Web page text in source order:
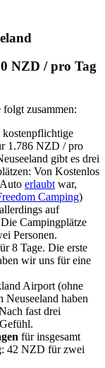
NZD / pro Tag
zusammen:
kostenpflichtige
1.786 NZD / pro
gibt es drei
Von Kostenlos
erlaubt war,
Camping)
auf
Campingplätze
Personen.
8 Tage. Die erste
wir uns für eine
Airport (ohne
haben
fast drei
für insgesamt
42 NZD für zwei